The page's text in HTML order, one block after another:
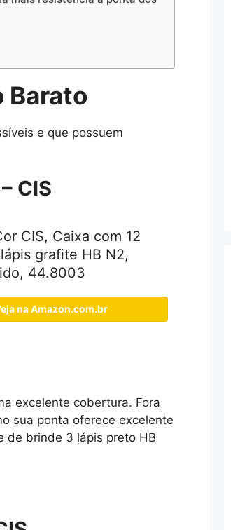
Barato
e que possuem
CIS
CIS, Caixa com 12
grafite HB N2,
44.8003
na Amazon.com.br
excelente cobertura. Fora
sua ponta oferece excelente
de brinde 3 lápis preto HB